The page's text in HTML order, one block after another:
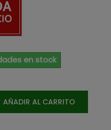
en stock
AÑADIR AL CARRITO